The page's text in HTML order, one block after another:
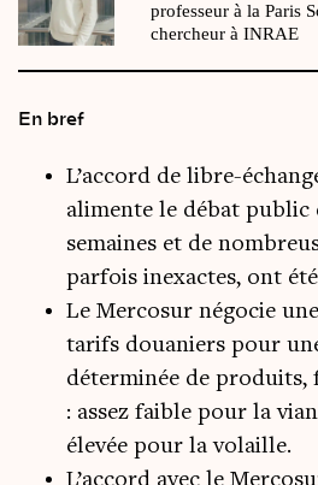
professeur à la Paris
chercheur à INRAE
En bref
L’accord de libre-
alimente le débat public
semaines et de
parfois inexactes, ont été
Le Mercosur négocie
tarifs douaniers pour
déterminée de produits,
: assez faible pour la
élevée pour la volaille.